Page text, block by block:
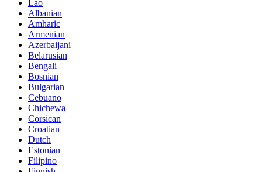
Lao
Albanian
Amharic
Armenian
Azerbaijani
Belarusian
Bengali
Bosnian
Bulgarian
Cebuano
Chichewa
Corsican
Croatian
Dutch
Estonian
Filipino